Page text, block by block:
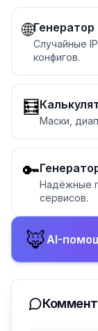
🌐
Случайные
конфигов.
🧮
Маски,
🔑
Надёжные
сервисов.
🦊AI-